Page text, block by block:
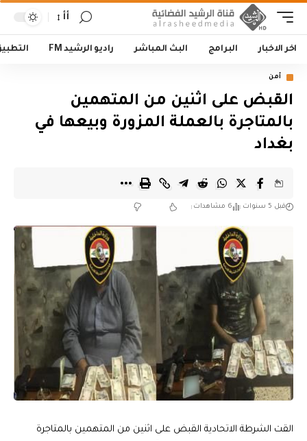
أأ
اخر الاخبار البرامج البث المباشر راديو الرشيد FM
أمن
القبض على اثنين من المتهمين
بالمتاجرة بالعملة المزورة وبيعها في
بغداد
قبل 5 سنوات 6 مشاهدات
القت الشرطة الاتحادية القبض على اثنين من المتهمين بالمتاجرة